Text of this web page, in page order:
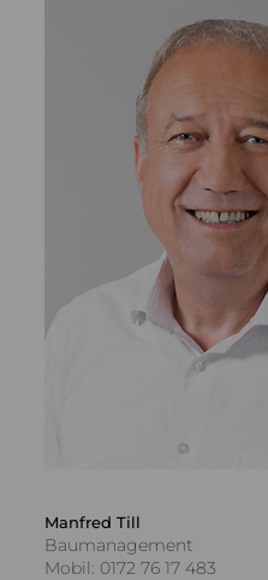
Manfred Till
Baumanagement
Mobil: 0172 76 17 483